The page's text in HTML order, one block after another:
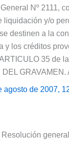
Nº 2111,
liquidación y/o
destinen a la
y los créditos
35 de
DEL GRAVAMEN.
agosto de 2007,